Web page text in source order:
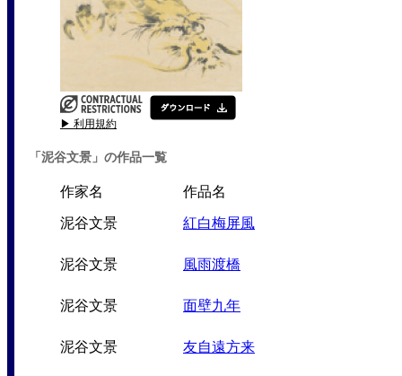
▶ 利用規約
「泥谷文景」の作品一覧
作家名 作品名
泥谷文景 紅白梅屏風
泥谷文景 風雨渡橋
泥谷文景 面壁九年
泥谷文景 友自遠方来